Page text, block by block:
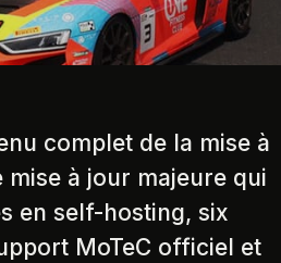
complet de la mise à
mise à jour majeure qui
en self-hosting, six
MoTeC officiel et